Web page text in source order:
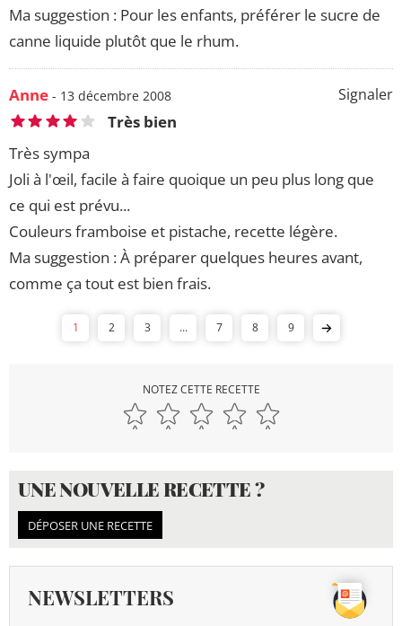
Ma suggestion : Pour les enfants, préférer le sucre de
canne liquide plutôt que le rhum.
Signaler
Anne - 13 décembre 2008
Très bien
Très sympa
Joli à l'œil, facile à faire quoique un peu plus long que
ce qui est prévu...
Couleurs framboise et pistache, recette légère.
Ma suggestion : À préparer quelques heures avant,
comme ça tout est bien frais.
1 2 3 ... 7 8 9
NOTEZ CETTE RECETTE
UNE NOUVELLE RECETTE ?
DÉPOSER UNE RECETTE
NEWSLETTERS